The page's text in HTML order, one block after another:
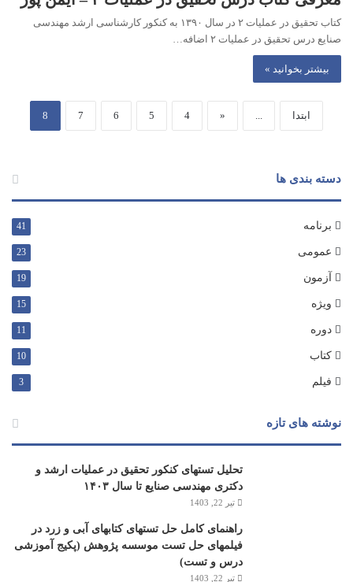
کتاب تحقیق در عملیات ۲ در سال ۱۳۹۰ به کنکور کارشناسی ارشد مهندسی
صنایع درس تحقیق در عملیات ۲ اضافه…
بیشتر بخوانید »
ابتدا ...
«
4
5
6
7
8
دسته بندی ها
برنامه 41
عمومی 23
آزمون 19
ویژه 15
دوره 11
کتاب 10
فیلم 3
نوشته های تازه
تحلیل تستهای کنکور تحقیق در عملیات ارشد و
دکتری مهندسی صنایع تا سال ۱۴۰۳
تیر 22, 1403
راهنمای کامل حل تستهای کتابهای آبی و زرد در
فیلمهای حل تست موسسه پژوهش (پکیج آموزشی
درس و تست)
تیر 22, 1403